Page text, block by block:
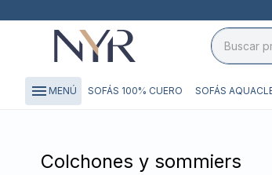
menu MENÚ SOFÁS 100% CUERO SOFÁS
Colchones y sommiers
close